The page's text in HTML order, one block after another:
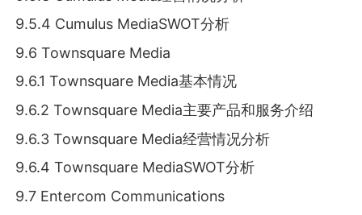
9.5.4 Cumulus MediaSWOT分析
9.6 Townsquare Media
9.6.1 Townsquare Media基本情况
9.6.2 Townsquare Media主要产品和服务介绍
9.6.3 Townsquare Media经营情况分析
9.6.4 Townsquare MediaSWOT分析
9.7 Entercom Communications